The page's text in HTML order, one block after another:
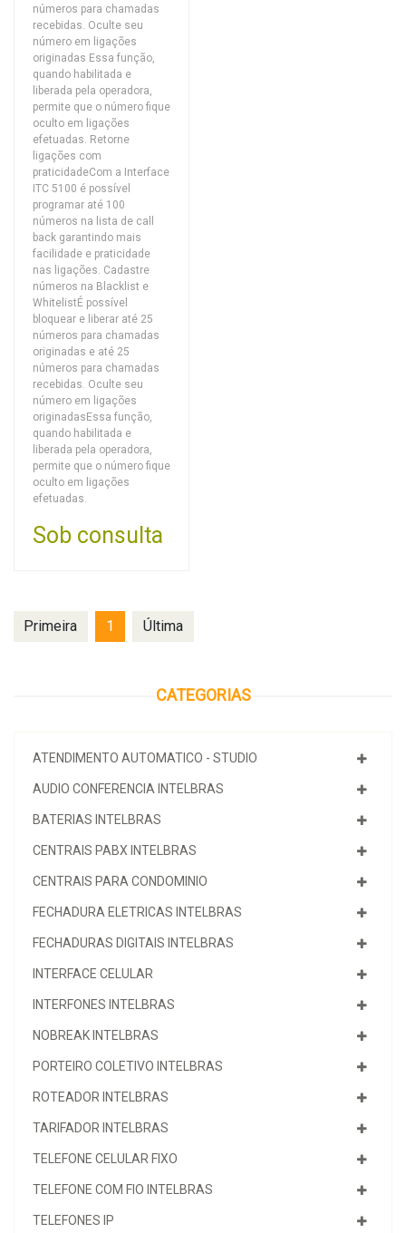
CATEGORIAS
ATENDIMENTO AUTOMATICO - STUDIO
AUDIO CONFERENCIA INTELBRAS
BATERIAS INTELBRAS
CENTRAIS PABX INTELBRAS
CENTRAIS PARA CONDOMINIO
FECHADURA ELETRICAS INTELBRAS
FECHADURAS DIGITAIS INTELBRAS
INTERFACE CELULAR
INTERFONES INTELBRAS
NOBREAK INTELBRAS
PORTEIRO COLETIVO INTELBRAS
ROTEADOR INTELBRAS
TARIFADOR INTELBRAS
TELEFONE CELULAR FIXO
TELEFONE COM FIO INTELBRAS
TELEFONES IP
números para chamadas
recebidas. Oculte seu
número em ligações
originadas Essa função,
quando habilitada e
liberada pela operadora,
permite que o número fique
oculto em ligações
efetuadas. Retorne
ligações com
praticidadeCom a Interface
ITC 5100 é possível
programar até 100
números na lista de call
back garantindo mais
facilidade e praticidade
nas ligações. Cadastre
números na Blacklist e
WhitelistÉ possível
bloquear e liberar até 25
números para chamadas
originadas e até 25
números para chamadas
recebidas. Oculte seu
número em ligações
originadasEssa função,
quando habilitada e
liberada pela operadora,
permite que o número fique
oculto em ligações
efetuadas.
Sob consulta
Primeira 1 Última